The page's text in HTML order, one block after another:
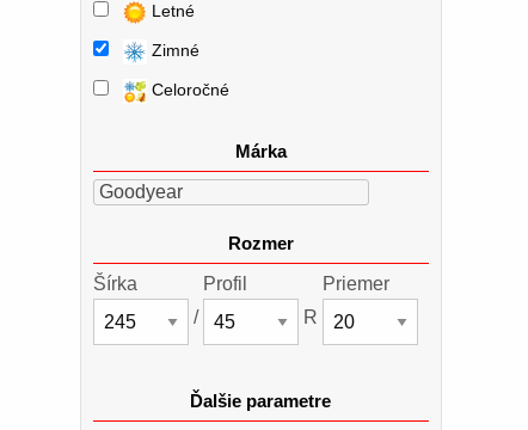
Letné
Zimné
Celoročné
Márka
Goodyear
Rozmer
Šírka
/
Profil
R
Priemer
Ďalšie parametre